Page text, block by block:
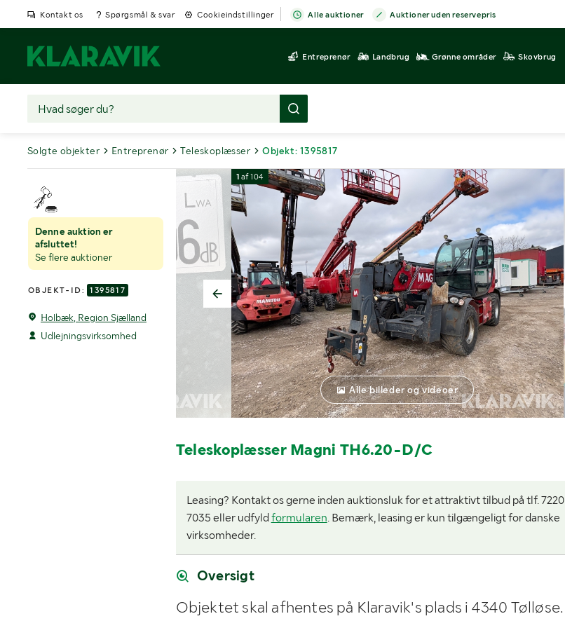
Kontakt os Spørgsmål & svar Cookieindstillinger Alle auktioner Auktioner uden reservepris
Entreprenør Landbrug Grønne områder Skovbrug
Solgte objekter Entreprenør Teleskoplæsser Objekt: 1395817
Denne auktion er
afsluttet!
Se flere auktioner
OBJEKT-ID: 1395817
Holbæk, Region Sjælland
Udlejningsvirksomhed
1 af104
Alle billeder og videoer
Teleskoplæsser Magni TH6.20-D/C
Leasing? Kontakt os gerne inden auktionsluk for et attraktivt tilbud på tlf. 7220
7035 eller udfyld formularen. Bemærk, leasing er kun tilgængeligt for danske
virksomheder.
Oversigt
Objektet skal afhentes på Klaravik's plads i 4340 Tølløse.